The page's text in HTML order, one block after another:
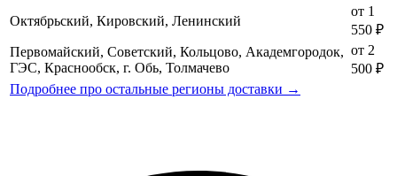
Октябрьский, Кировский, Ленинский
от 1
550 ₽
Первомайский, Советский, Кольцово, Академгородок,
ГЭС, Краснообск, г. Обь, Толмачево
от 2
500 ₽
Подробнее про остальные регионы доставки →